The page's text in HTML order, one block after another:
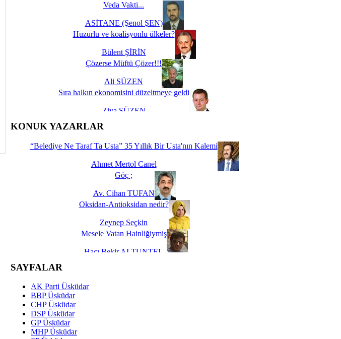
Veda Vakti...
ASİTANE (Şenol ŞEN)
Huzurlu ve koalisyonlu ülkeler?
Bülent ŞİRİN
Çözerse Müftü Çözer!!!
Ali SÜZEN
Sıra halkın ekonomisini düzeltmeye geldi
Ziya SÜZEN
İşte Biz buyuz...
KONUK YAZARLAR
“Belediye Ne Taraf Ta Usta” 35 Yıllık Bir Usta'nın Kalemi
Ahmet Mertol Canel
Göç ;
Av. Cihan TUFAN
Oksidan-Antioksidan nedir?
Zeynep Seçkin
Mesele Vatan Hainliğiymiş
Hacı Bekir ALTUNTEL
Dünya Fani, Ama Kısa Bir Süre De Olsa Burdayız
Hukukun Adaleti Kalmadı Üstadım!
SAYFALAR
AK Parti Üsküdar
BBP Üsküdar
CHP Üsküdar
DSP Üsküdar
GP Üsküdar
MHP Üsküdar